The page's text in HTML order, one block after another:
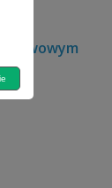
nerwowym